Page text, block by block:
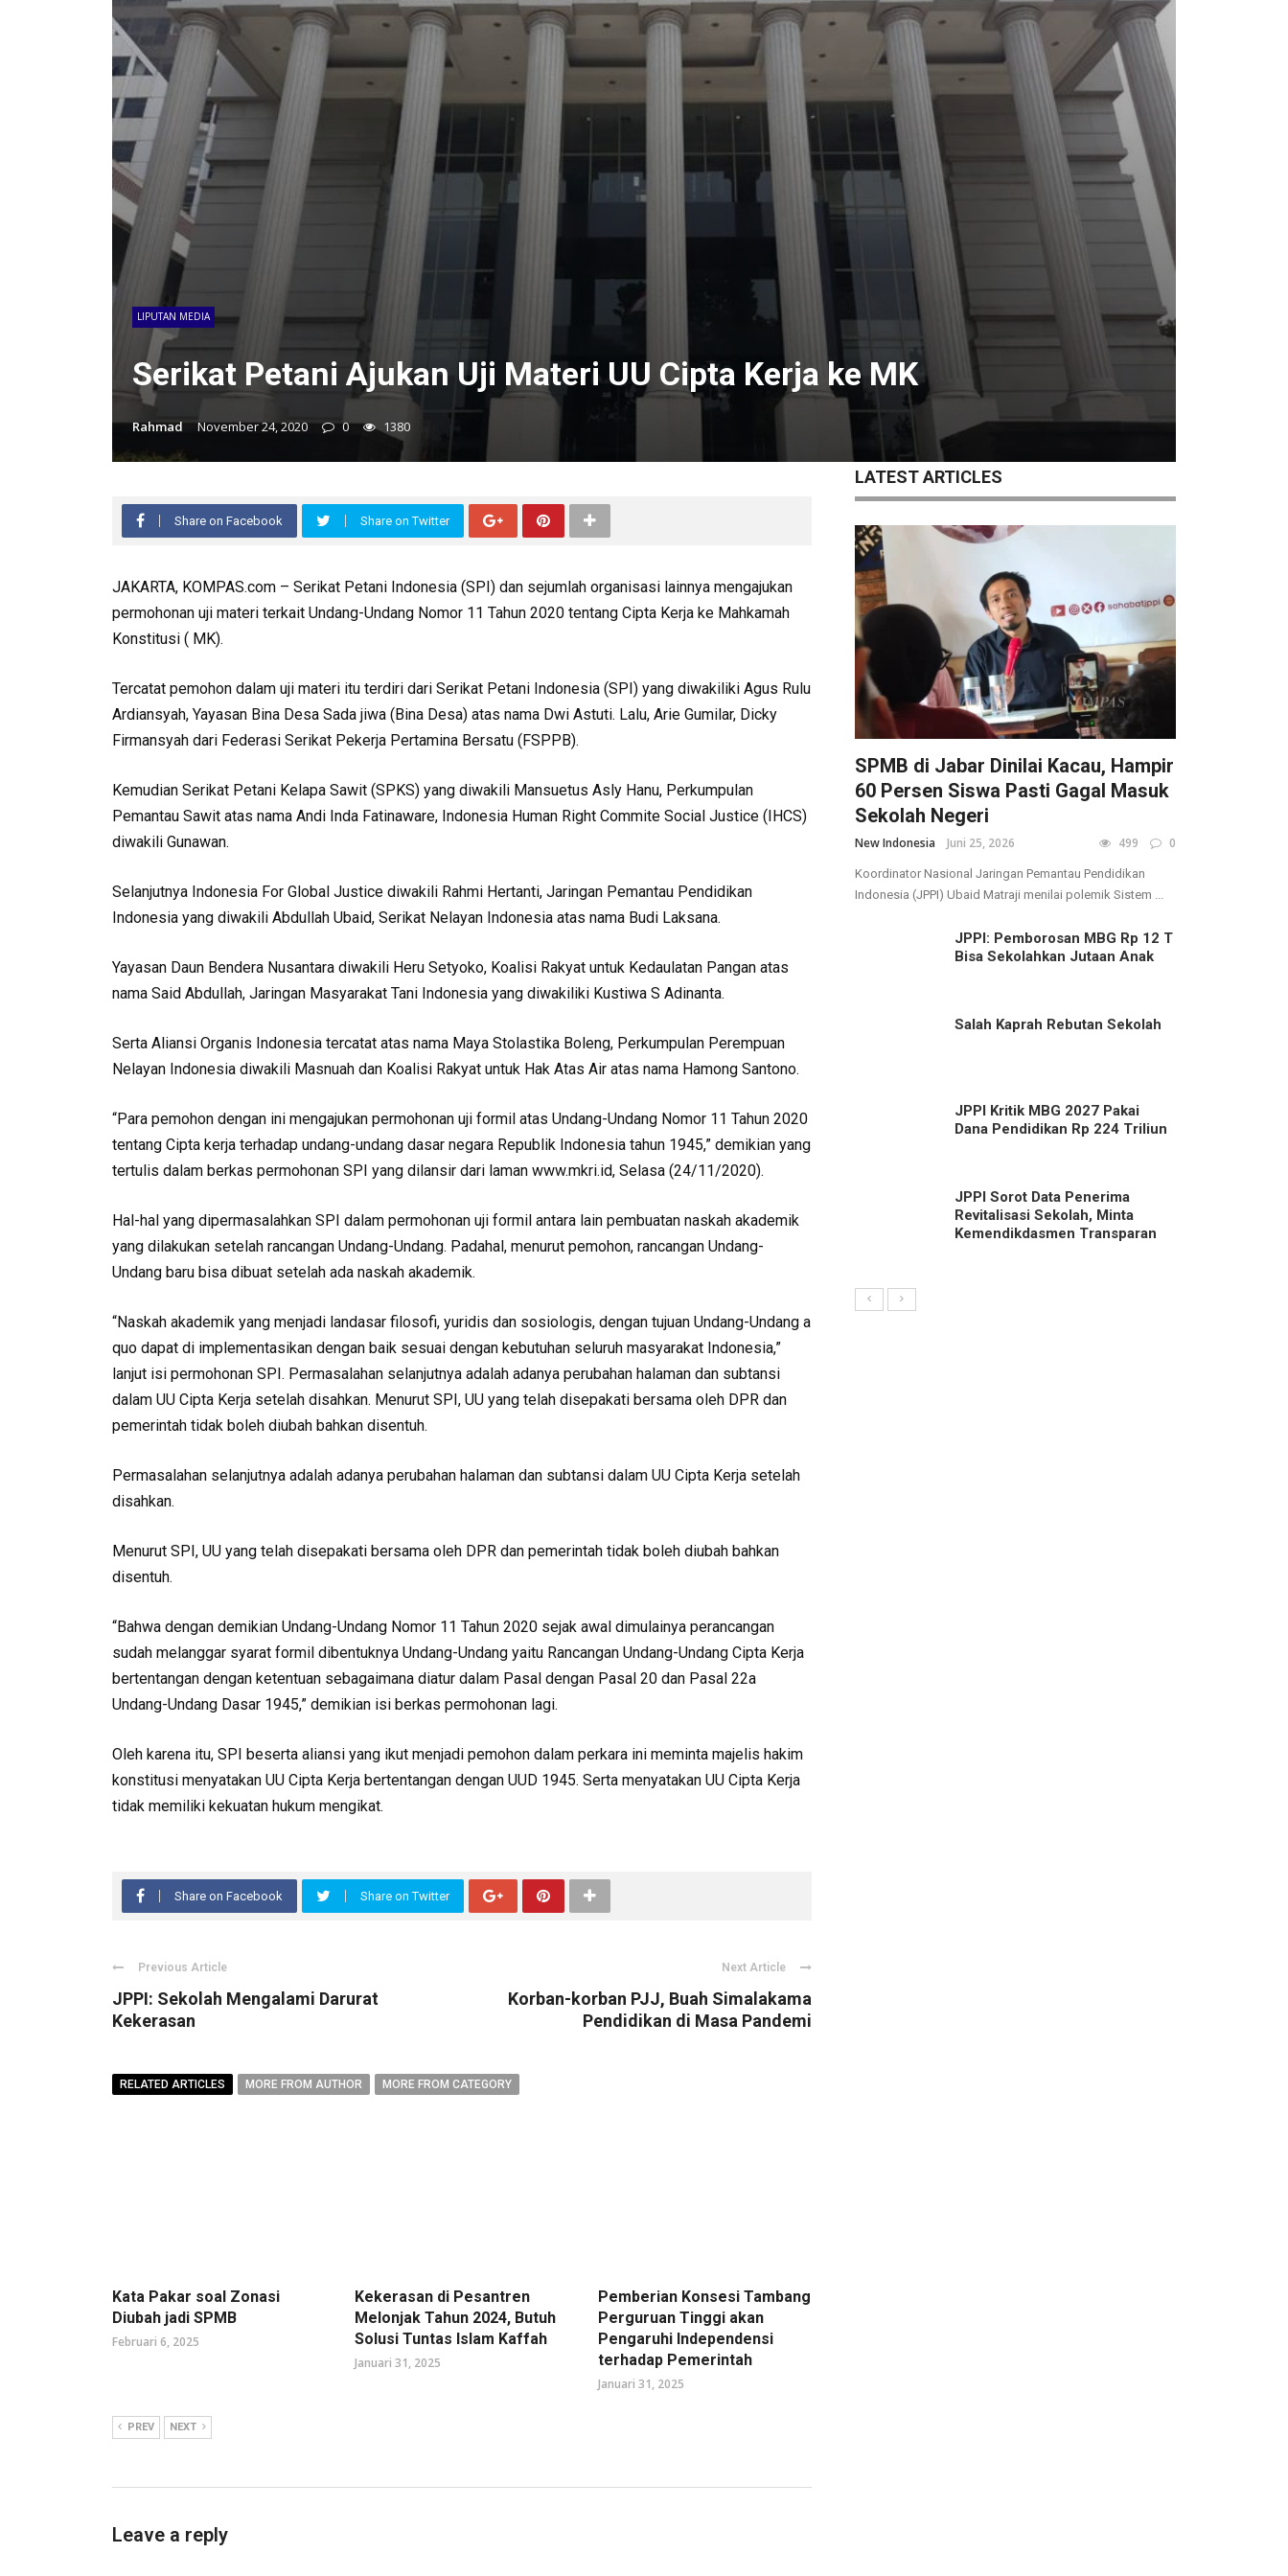
LIPUTAN MEDIA
Serikat Petani Ajukan Uji Materi UU Cipta Kerja ke MK
Rahmad November 24, 2020 0 1380
Share on Facebook Share on Twitter
JAKARTA, KOMPAS.com – Serikat Petani Indonesia (SPI) dan sejumlah organisasi lainnya mengajukan
permohonan uji materi terkait Undang-Undang Nomor 11 Tahun 2020 tentang Cipta Kerja ke Mahkamah
Konstitusi ( MK).
Tercatat pemohon dalam uji materi itu terdiri dari Serikat Petani Indonesia (SPI) yang diwakiliki Agus Rulu
Ardiansyah, Yayasan Bina Desa Sada jiwa (Bina Desa) atas nama Dwi Astuti. Lalu, Arie Gumilar, Dicky
Firmansyah dari Federasi Serikat Pekerja Pertamina Bersatu (FSPPB).
Kemudian Serikat Petani Kelapa Sawit (SPKS) yang diwakili Mansuetus Asly Hanu, Perkumpulan
Pemantau Sawit atas nama Andi Inda Fatinaware, Indonesia Human Right Commite Social Justice (IHCS)
diwakili Gunawan.
Selanjutnya Indonesia For Global Justice diwakili Rahmi Hertanti, Jaringan Pemantau Pendidikan
Indonesia yang diwakili Abdullah Ubaid, Serikat Nelayan Indonesia atas nama Budi Laksana.
Yayasan Daun Bendera Nusantara diwakili Heru Setyoko, Koalisi Rakyat untuk Kedaulatan Pangan atas
nama Said Abdullah, Jaringan Masyarakat Tani Indonesia yang diwakiliki Kustiwa S Adinanta.
Serta Aliansi Organis Indonesia tercatat atas nama Maya Stolastika Boleng, Perkumpulan Perempuan
Nelayan Indonesia diwakili Masnuah dan Koalisi Rakyat untuk Hak Atas Air atas nama Hamong Santono.
“Para pemohon dengan ini mengajukan permohonan uji formil atas Undang-Undang Nomor 11 Tahun 2020
tentang Cipta kerja terhadap undang-undang dasar negara Republik Indonesia tahun 1945,” demikian yang
tertulis dalam berkas permohonan SPI yang dilansir dari laman www.mkri.id, Selasa (24/11/2020).
Hal-hal yang dipermasalahkan SPI dalam permohonan uji formil antara lain pembuatan naskah akademik
yang dilakukan setelah rancangan Undang-Undang. Padahal, menurut pemohon, rancangan Undang-
Undang baru bisa dibuat setelah ada naskah akademik.
“Naskah akademik yang menjadi landasar filosofi, yuridis dan sosiologis, dengan tujuan Undang-Undang a
quo dapat di implementasikan dengan baik sesuai dengan kebutuhan seluruh masyarakat Indonesia,”
lanjut isi permohonan SPI. Permasalahan selanjutnya adalah adanya perubahan halaman dan subtansi
dalam UU Cipta Kerja setelah disahkan. Menurut SPI, UU yang telah disepakati bersama oleh DPR dan
pemerintah tidak boleh diubah bahkan disentuh.
Permasalahan selanjutnya adalah adanya perubahan halaman dan subtansi dalam UU Cipta Kerja setelah
disahkan.
Menurut SPI, UU yang telah disepakati bersama oleh DPR dan pemerintah tidak boleh diubah bahkan
disentuh.
“Bahwa dengan demikian Undang-Undang Nomor 11 Tahun 2020 sejak awal dimulainya perancangan
sudah melanggar syarat formil dibentuknya Undang-Undang yaitu Rancangan Undang-Undang Cipta Kerja
bertentangan dengan ketentuan sebagaimana diatur dalam Pasal dengan Pasal 20 dan Pasal 22a
Undang-Undang Dasar 1945,” demikian isi berkas permohonan lagi.
Oleh karena itu, SPI beserta aliansi yang ikut menjadi pemohon dalam perkara ini meminta majelis hakim
konstitusi menyatakan UU Cipta Kerja bertentangan dengan UUD 1945. Serta menyatakan UU Cipta Kerja
tidak memiliki kekuatan hukum mengikat.
Share on Facebook Share on Twitter
Previous Article
JPPI: Sekolah Mengalami Darurat
Kekerasan
Next Article
Korban-korban PJJ, Buah Simalakama
Pendidikan di Masa Pandemi
RELATED ARTICLES MORE FROM AUTHOR MORE FROM CATEGORY
Kata Pakar soal Zonasi
Diubah jadi SPMB
Februari 6, 2025
Kekerasan di Pesantren
Melonjak Tahun 2024, Butuh
Solusi Tuntas Islam Kaffah
Januari 31, 2025
Pemberian Konsesi Tambang
Perguruan Tinggi akan
Pengaruhi Independensi
terhadap Pemerintah
Januari 31, 2025
PREV NEXT
Leave a reply
LATEST ARTICLES
SPMB di Jabar Dinilai Kacau, Hampir
60 Persen Siswa Pasti Gagal Masuk
Sekolah Negeri
New Indonesia Juni 25, 2026 499 0
Koordinator Nasional Jaringan Pemantau Pendidikan
Indonesia (JPPI) Ubaid Matraji menilai polemik Sistem ...
JPPI: Pemborosan MBG Rp 12 T
Bisa Sekolahkan Jutaan Anak
Salah Kaprah Rebutan Sekolah
JPPI Kritik MBG 2027 Pakai
Dana Pendidikan Rp 224 Triliun
JPPI Sorot Data Penerima
Revitalisasi Sekolah, Minta
Kemendikdasmen Transparan